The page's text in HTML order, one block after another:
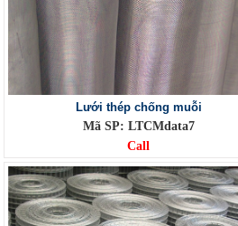
Lưới thép chống muỗi
Mã SP: LTCMdata7
Call